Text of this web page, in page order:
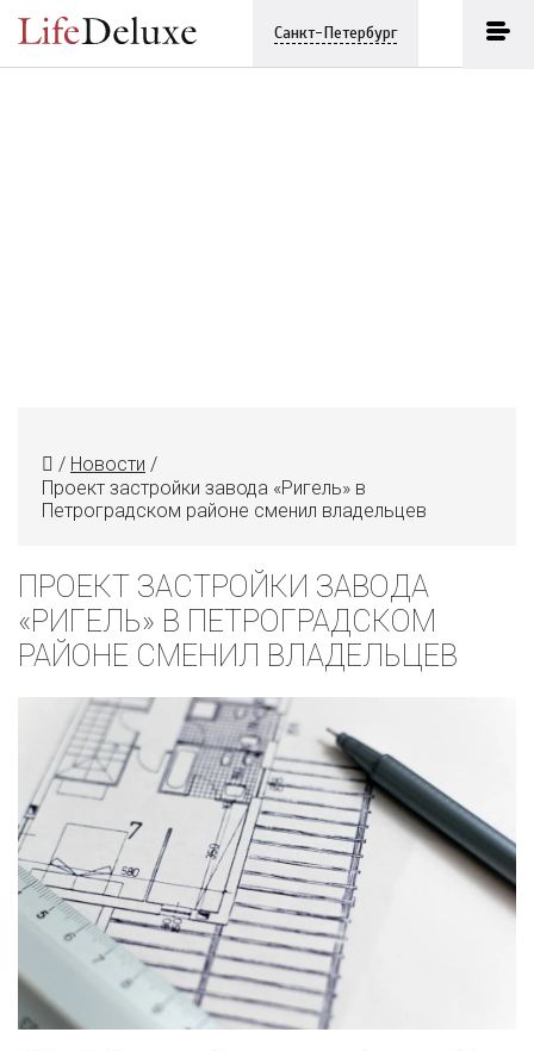
Санкт-Петербург
/ Новости /
Проект застройки завода «Ригель» в
Петроградском районе сменил владельцев
ПРОЕКТ ЗАСТРОЙКИ ЗАВОДА
«РИГЕЛЬ» В ПЕТРОГРАДСКОМ
РАЙОНЕ СМЕНИЛ ВЛАДЕЛЬЦЕВ